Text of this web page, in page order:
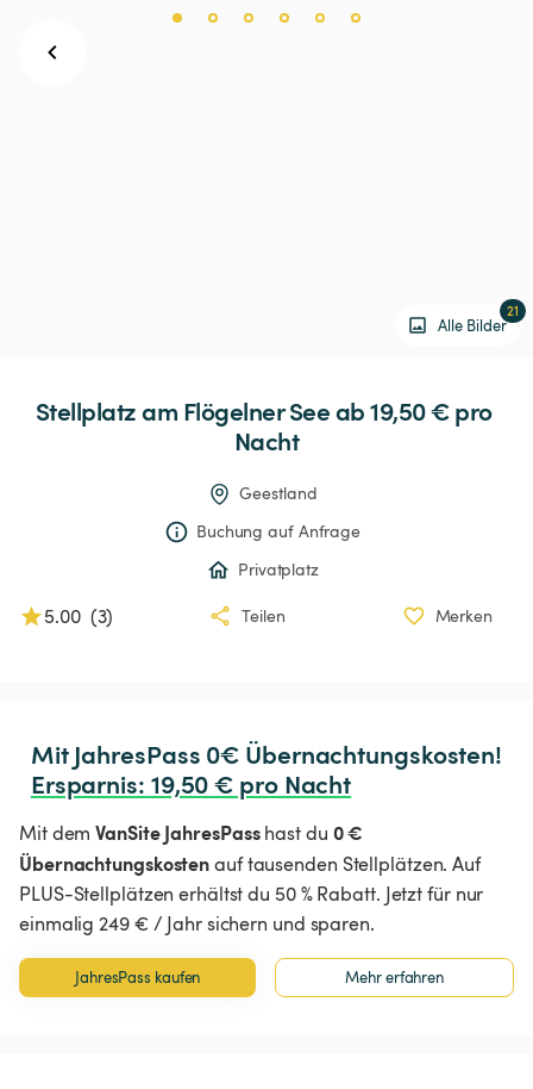
Alle Bilder
21
Stellplatzam FlögelnerSee ab 19,50 € pro
Nacht
Geestland
Buchung auf Anfrage
Privatplatz
5.00 (3) Teilen Merken
Ersparnis: 19,50 € pro Nacht
Mit demVanSite JahresPasshast du 0 €
Übernachtungskostenauf tausenden Stellplätzen. Auf
PLUS-Stellplätzen erhältst du 50 % Rabatt. Jetzt für nur
einmalig 249 € / Jahr sichern und sparen.
JahresPass kaufen Mehr erfahren